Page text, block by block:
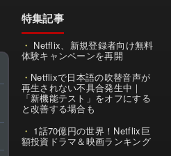
特集記事
Netflix、新規登録者向け無料
体験キャンペーンを再開
Netflixで日本語の吹替音声が
再生されない不具合発生中｜
「新機能テスト」をオフにする
と改善する場合も
1話70億円の世界！Netflix巨
額投資ドラマ＆映画ランキング